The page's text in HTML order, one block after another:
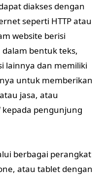
diakses dengan
seperti HTTP atau
website berisi
bentuk teks,
lainnya dan memiliki
untuk memberikan
jasa, atau
pengunjung
berbagai perangkat
atau tablet dengan